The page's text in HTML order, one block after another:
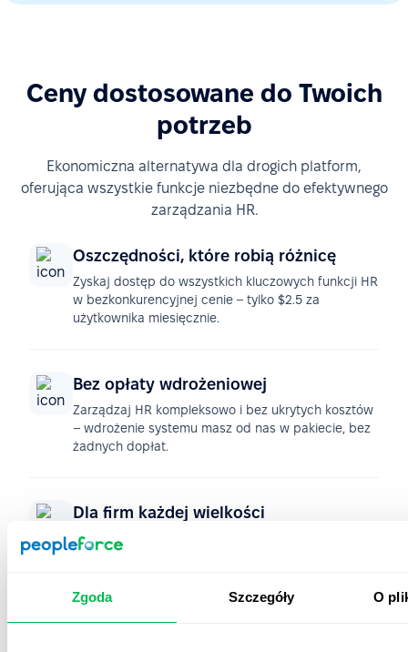
Zgoda Szczegóły O
Ceny dostosowane do Twoich
potrzeb
Ekonomiczna alternatywa dla drogich platform,
oferująca wszystkie funkcje niezbędne do efektywnego
zarządzania HR.
Oszczędności, które robią różnicę
Zyskaj dostęp do wszystkich kluczowych funkcji HR
w bezkonkurencyjnej cenie – tylko $2.5 za
użytkownika miesięcznie.
Bez opłaty wdrożeniowej
Zarządzaj HR kompleksowo i bez ukrytych kosztów
– wdrożenie systemu masz od nas w pakiecie, bez
żadnych dopłat.
Dla firm każdej wielkości
Niezależnie od tego, czy jesteś startupem, czy dużą